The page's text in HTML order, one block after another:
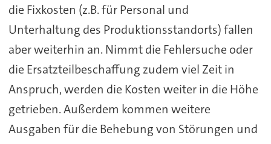
die Fixkosten (z.B. für Personal und
Unterhaltung des Produktionsstandorts) fallen
aber weiterhin an. Nimmt die Fehlersuche oder
die Ersatzteilbeschaffung zudem viel Zeit in
Anspruch, werden die Kosten weiter in die Höhe
getrieben. Außerdem kommen weitere
Ausgaben für die Behebung von Störungen und